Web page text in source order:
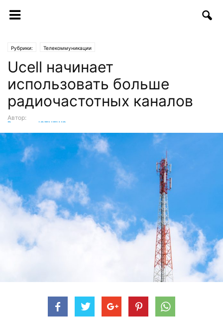
Рубрики: Телекоммуникации
Ucell начинает
использовать больше
радиочастотных каналов
Автор:
Редакция ICTNEWS